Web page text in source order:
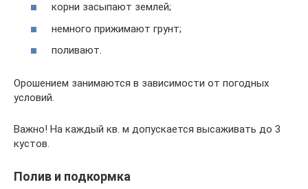
корни засыпают землей;
немного прижимают грунт;
поливают.
Орошением занимаются в зависимости от погодных
условий.
Важно! На каждый кв. м допускается высаживать до 3
кустов.
Полив и подкормка